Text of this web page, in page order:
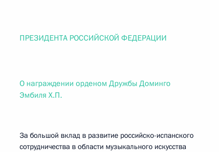
ПРЕЗИДЕНТА РОССИЙСКОЙ ФЕДЕРАЦИИ
О награждении орденом Дружбы Доминго
Эмбиля Х.П.
За большой вклад в развитие российско-испанского
сотрудничества в области музыкального искусства